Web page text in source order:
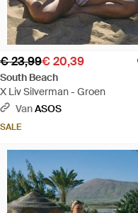
€ 23,99€ 20,39
South Beach
X Liv Silverman - Groen
VanASOS
SALE